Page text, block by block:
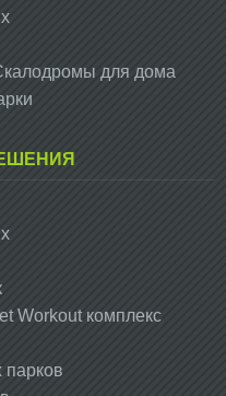
для дома
Workout комплекс